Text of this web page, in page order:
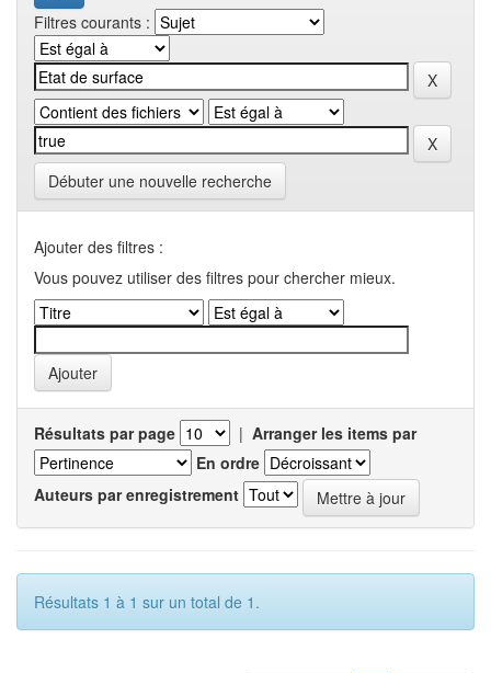
Filtres courants :
Débuter une nouvelle recherche
Ajouter des filtres :
Vous pouvez utiliser des filtres pour chercher mieux.
Résultats par page | Arranger les items par
En ordre
Auteurs par enregistrement
Résultats 1 à 1 sur un total de 1.